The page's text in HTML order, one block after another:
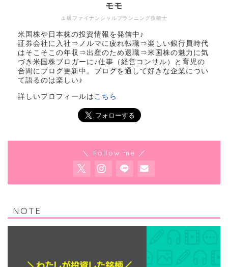
１級ファイナンシャルプランニング技能士
モモ
米国株や日本株の投資情報を発信中♪
証券会社に入社⇒ノルマに疲れ転職⇒楽しい銀行員時代
はそこそこの年収⇒出産のため退職⇒米国株の魅力に気
づき米国株ブロガーに♪仕事（経営コンサル）と育児の
合間にブログ更新中。ブログを通して好きな企業につい
て語るのは楽しい♪
詳しいプロフィールは こちら
＼ Follow me ／
NOTE